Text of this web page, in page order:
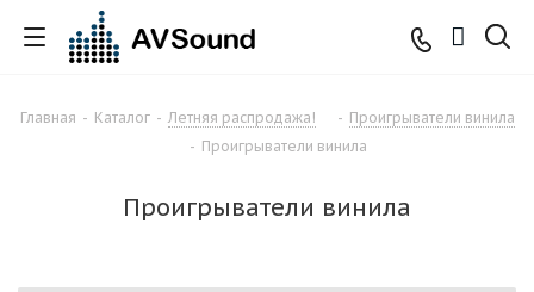
Главная - Каталог - Летняя распродажа! - Проигрыватели винила
- Проигрыватели винила
Проигрыватели винила